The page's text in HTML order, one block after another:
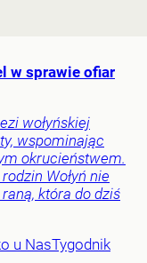
w sprawie ofiar
wołyńskiej
wspominając
okrucieństwem.
Wołyń nie
która do dziś
u NasTygodnik